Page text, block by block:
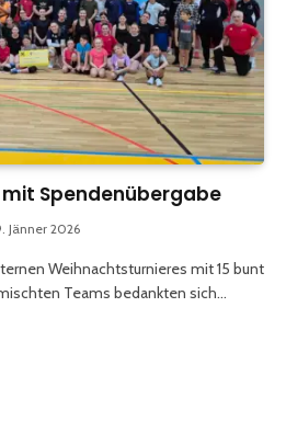
Spendenübergabe
Jänner 2026
Weihnachtsturnieres mit 15 bunt
Teams bedankten sich…